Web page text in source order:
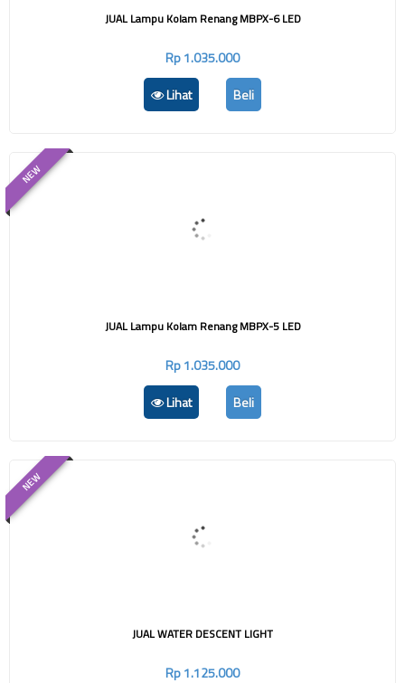
JUAL Lampu Kolam Renang MBPX-6 LED
Rp 1.035.000
Lihat
Beli
NEW
JUAL Lampu Kolam Renang MBPX-5 LED
Rp 1.035.000
Lihat
Beli
NEW
JUAL WATER DESCENT LIGHT
Rp 1.125.000